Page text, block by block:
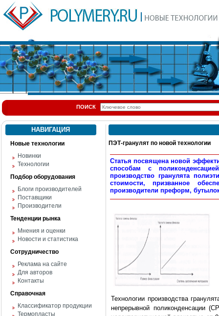
ПОИСК
НАВИГАЦИЯ
Новые технологии
Новинки
Технологии
Подбор оборудования
Блоги производителей
Поставщики
Производители
Тенденции рынка
Мнения и оценки
Новости и статистика
Сотрудничество
Реклама на сайте
Для авторов
Контакты
Справочная
Классификатор продукции
Термопласты
ПЭТ-гранулят по новой технологии
Статья посвящена новой
способам с
производство гранулята
стоимости, призванное
производители преформ,
Технологии производства
непрерывной поликонденсации